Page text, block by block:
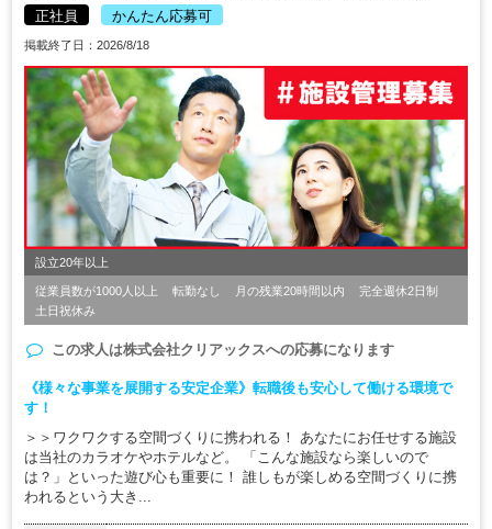
正社員 かんたん応募可
掲載終了日：2026/8/18
設立20年以上
従業員数が1000人以上 転勤なし 月の残業20時間以内
完全週休2日制
土日祝休み
この求人は株式会社クリアックスへの応募になります
《様々な事業を展開する安定企業》転職後も安心して働ける環境で
す！
＞＞ワクワクする空間づくりに携われる！ あなたにお任せする施設
は当社のカラオケやホテルなど。 「こんな施設なら楽しいので
は？」といった遊び心も重要に！ 誰しもが楽しめる空間づくりに携
われるという大き...